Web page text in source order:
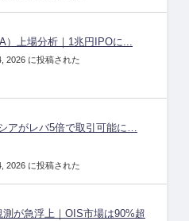
）上場分析｜1兆円IPOに...
2026 に投稿された
アがレバ5倍で取引可能に…
2026 に投稿された
測が急浮上｜OIS市場は90%超